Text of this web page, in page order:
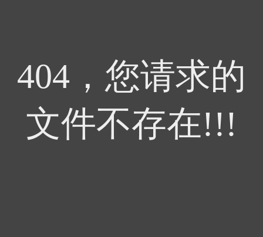
404，您请求的
文件不存在!!!